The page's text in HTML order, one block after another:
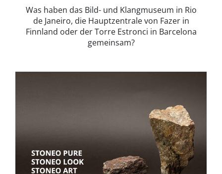
Was haben das Bild- und Klangmuseum in Rio
de Janeiro, die Hauptzentrale von Fazer in
Finnland oder der Torre Estronci in Barcelona
gemeinsam?